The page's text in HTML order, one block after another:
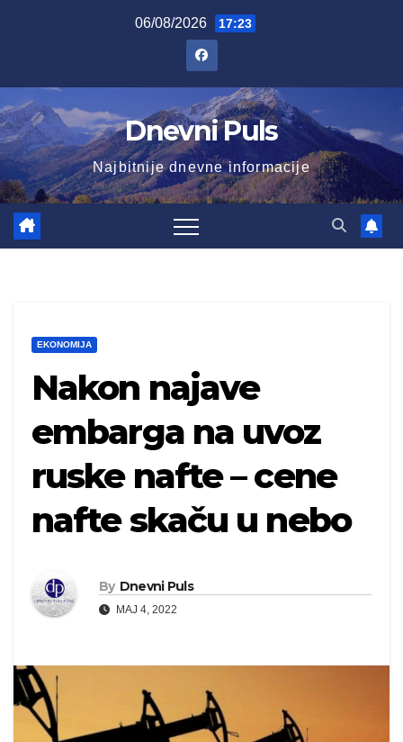
06/08/2026 17:23
Dnevni Puls
Najbitnije dnevne informacije
EKONOMIJA
Nakon najave
embarga na uvoz
ruske nafte – cene
nafte skaču u nebo
By Dnevni Puls
MAJ 4, 2022